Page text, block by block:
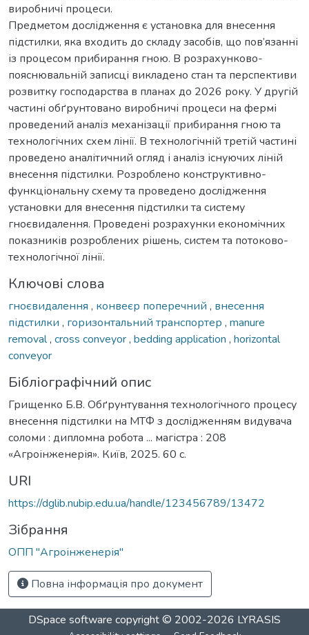
виробничі процеси.
Предметом дослідження є установка для внесення
підстилки, яка входить до складу засобів, що пов’язанні
із процесом прибирання гною. В розрахунково-
пояснювальній записці викладено стан та перспективи
розвитку господарства в планах до 2026 року. У другій
частині обґрунтовано виробничі процеси на фермі
проведений аналіз механізації прибирання гною та
технологічних схем лінії. В технологічній третій частині
проведено аналітичний огляд і аналіз існуючих ліній
внесення підстилки. Розроблено конструктивно-
функціональну схему та проведено дослідження
установки для внесення підстилки та систему
гноєвидалення. Проведені розрахунки економічних
показників розроблених рішень, систем та потоково-
технологічної лінії.
Ключові слова
гноєвидалення , конвеєр поперечний , внесення
підстилки , горизонтальний транспортер , manure
removal, cross conveyor, bedding application , horizontal
conveyor
Бібліографічний опис
Грищенко Б.В. Обґрунтування технологічного процесу
внесення підстилки на МТФ з дослідженням видувача
соломи : дипломна робота ... магістра : 208
«Агроінженерія». Київ, 2025. 60 с.
URI
https://dglib.nubip.edu.ua/handle/123456789/13472
Зібрання
ОПП "Агроінженерія"
Повна інформація про документ
DSpace software copyright © 2002-2026 LYRASIS